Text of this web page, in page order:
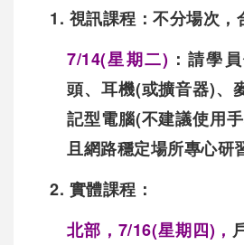
1. 視訊課程 ： 不分場次，
7/14(星期二) ：請學
頭、耳機(或擴音器)、
記型電腦(不建議使用
且網路穩定場所專心研
2. 實體課程：
北部，7/16(星期四)，